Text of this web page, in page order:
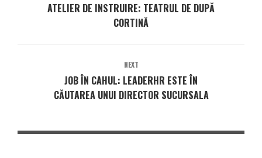
ATELIER DE INSTRUIRE: TEATRUL DE DUPĂ
CORTINĂ
NEXT
JOB ÎN CAHUL: LEADERHR ESTE ÎN
CĂUTAREA UNUI DIRECTOR SUCURSALA